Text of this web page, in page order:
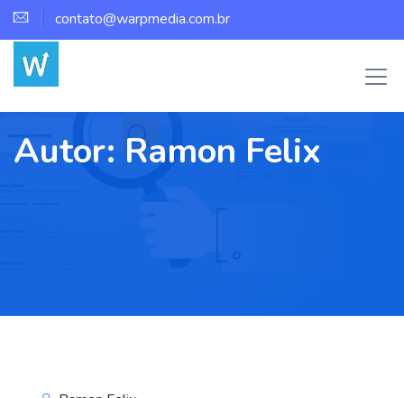
contato@warpmedia.com.br
Autor: Ramon Felix